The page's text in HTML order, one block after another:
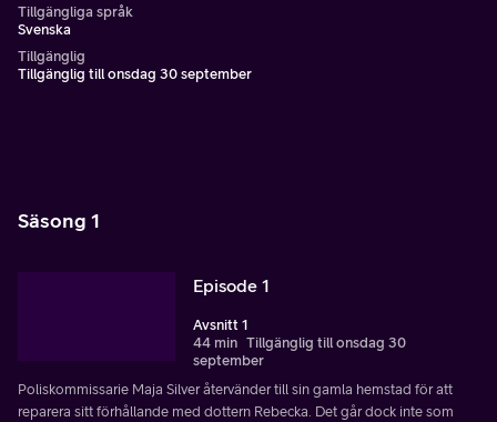
Tillgängliga språk
Svenska
Tillgänglig
Tillgänglig till onsdag 30 september
Säsong 1
Episode 1
Avsnitt 1
44 min Tillgänglig till onsdag 30
september
Poliskommissarie Maja Silver återvänder till sin gamla hemstad för att
reparera sitt förhållande med dottern Rebecka. Det går dock inte som